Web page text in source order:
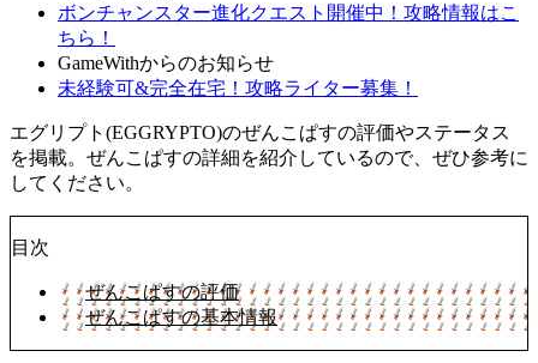
ボンチャンスター進化クエスト開催中！攻略情報はこ
ちら！
GameWithからのお知らせ
未経験可&完全在宅！攻略ライター募集！
エグリプト(EGGRYPTO)のぜんこぱすの評価やステータス
を掲載。ぜんこぱすの詳細を紹介しているので、ぜひ参考に
してください。
目次
ぜんこぱすの評価
ぜんこぱすの基本情報